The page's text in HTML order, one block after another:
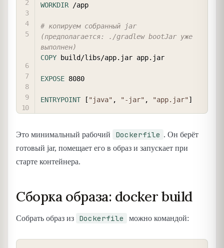
WORKDIR /app
# копируем собранный jar
(предполагается: ./gradlew bootJar уже
выполнен)
COPY build/libs/app.jar app.jar
EXPOSE 8080
ENTRYPOINT [ "java" , "-jar" , "app.jar"]
Это минимальный рабочий Dockerfile . Он берёт
готовый jar, помещает его в образ и запускает при
старте контейнера.
Сборка образа: docker build
Собрать образ из Dockerfile можно командой: